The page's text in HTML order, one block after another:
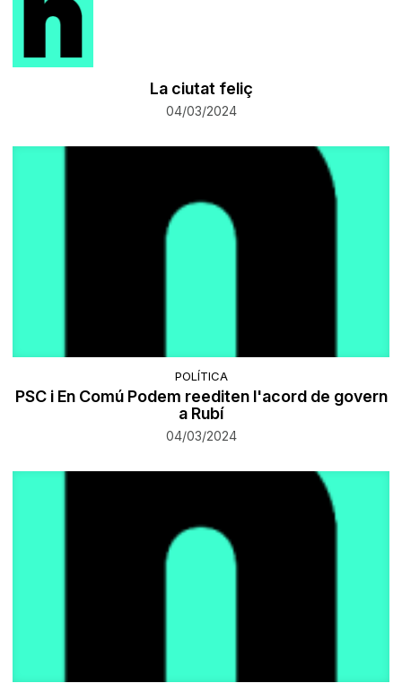
La ciutat feliç
04/03/2024
POLÍTICA
PSC i En Comú Podem reediten l'acord de govern
a Rubí
04/03/2024